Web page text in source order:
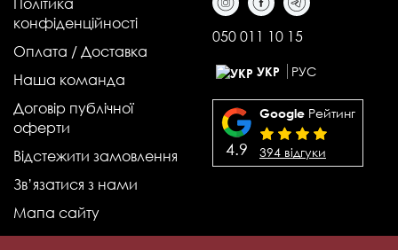
конфіденційності
Оплата / Доставка
Наша команда
Договір публічної
оферти
Відстежити замовлення
Зв’язатися з нами
Мапа сайту
050 011 10 15
УКР РУС
4.9
Google Рейтинг
394 відгуки